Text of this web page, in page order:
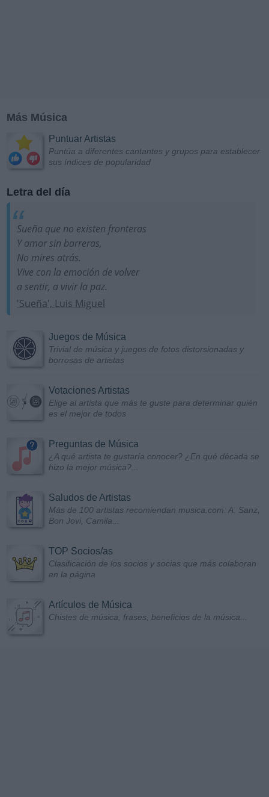
Más Música
Puntuar Artistas
Puntúa a diferentes cantantes y grupos para establecer
sus índices de popularidad
Letra del día
Sueña que no existen fronteras
Y amor sin barreras,
No mires atrás.
Vive con la emoción de volver
a sentir, a vivir la paz.
'Sueña', Luis Miguel
Juegos de Música
Trivial de música y juegos de fotos distorsionadas y
borrosas de artistas
Votaciones Artistas
Elige al artista que más te guste para determinar quién
es el mejor de todos
Preguntas de Música
¿A qué artista te gustaría conocer? ¿En qué década se
hizo la mejor música?...
Saludos de Artistas
Más de 100 artistas recomiendan musica.com: A. Sanz,
Bon Jovi, Camila...
TOP Socios/as
Clasificación de los socios y socias que más colaboran
en la página
Artículos de Música
Chistes de música, frases, beneficios de la música...